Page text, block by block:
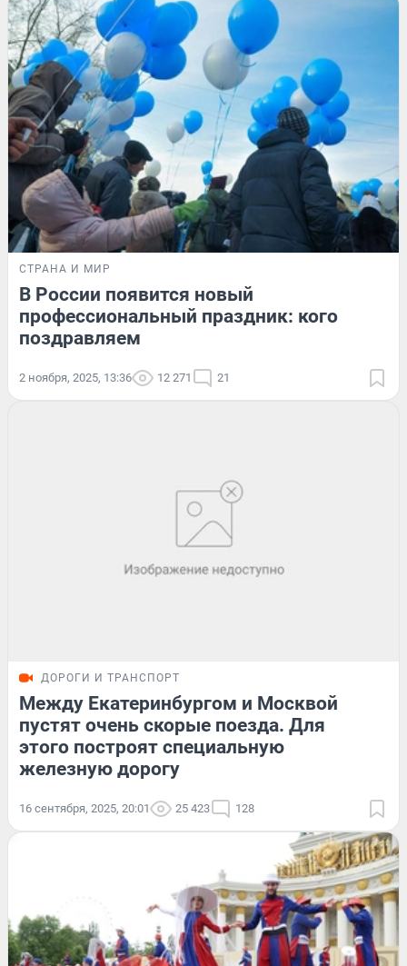
СТРАНА И МИР
В России появится новый
профессиональный праздник: кого
поздравляем
2 ноября, 2025, 13:36 12 271 21
ДОРОГИ И ТРАНСПОРТ
Между Екатеринбургом и Москвой
пустят очень скорые поезда. Для
этого построят специальную
железную дорогу
16 сентября, 2025, 20:01 25 423 128